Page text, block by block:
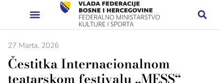
27 Marta, 2026
Čestitka Internacionalnom
teatarskom festivalu „MESS“